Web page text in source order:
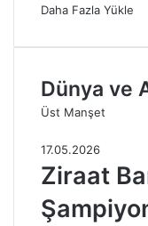
Daha Fazla Yükle
Dünya ve
Üst Manşet
17.05.2026
Ziraat